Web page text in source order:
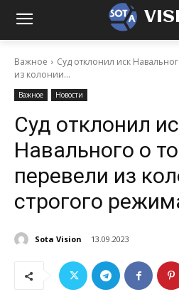
Важное
Суд отклонил иск
из колонии...
Важное Новости
Суд отклонил
Навального о
перевели из
строгого
Sota Vision 13.09.2023